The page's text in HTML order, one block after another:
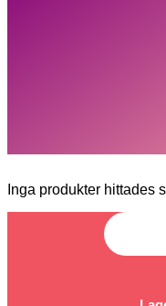
Inga produkter hittades